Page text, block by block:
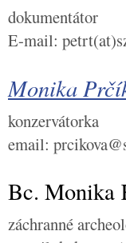
dokumentátor
E-mail:
Monika
konzervátorka
email:
Bc. Monika
záchranné